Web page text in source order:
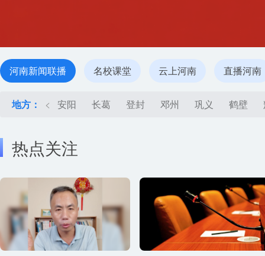
河南新闻联播 名校课堂 云上河南 直播河南
地方： < 安阳 长葛 登封 邓州 巩义 鹤壁
热点关注